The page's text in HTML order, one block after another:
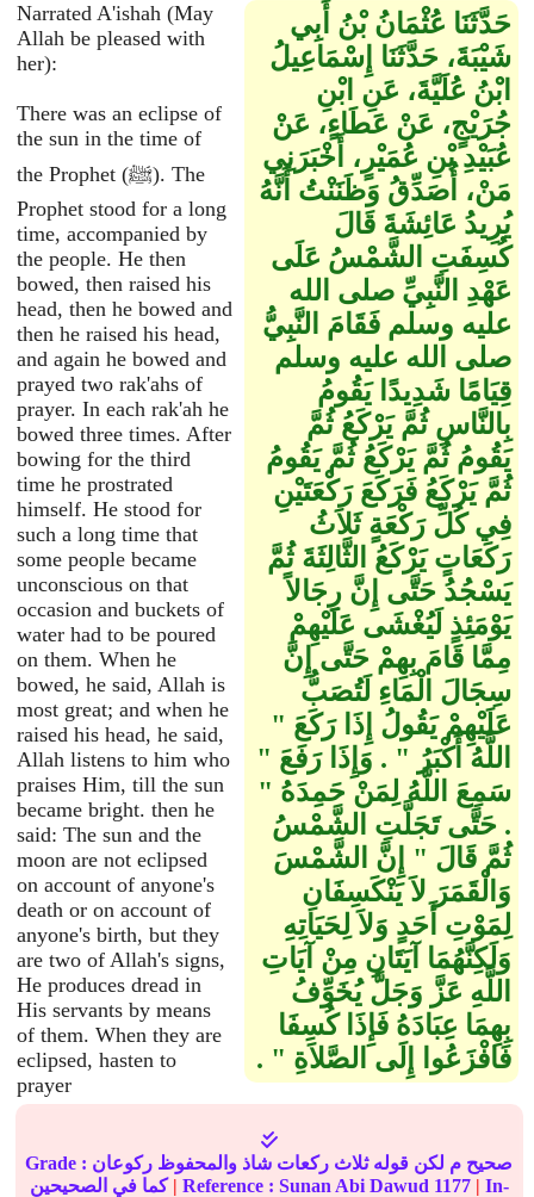
Narrated A'ishah (May
Allah be pleased with
her):
There was an eclipse of
the sun in the time of
the Prophet (ﷺ). The
Prophet stood for a long
time, accompanied by
the people. He then
bowed, then raised his
head, then he bowed and
then he raised his head,
and again he bowed and
prayed two rak'ahs of
prayer. In each rak'ah he
bowed three times. After
bowing for the third
time he prostrated
himself. He stood for
such a long time that
some people became
unconscious on that
occasion and buckets of
water had to be poured
on them. When he
bowed, he said, Allah is
most great; and when he
raised his head, he said,
Allah listens to him who
praises Him, till the sun
became bright. then he
said: The sun and the
moon are not eclipsed
on account of anyone's
death or on account of
anyone's birth, but they
are two of Allah's signs,
He produces dread in
His servants by means
of them. When they are
eclipsed, hasten to
prayer
حَدَّثَنَا عُثْمَانُ بْنُ أَبِي
شَيْبَةَ، حَدَّثَنَا إِسْمَاعِيلُ
ابْنُ عُلَيَّةَ، عَنِ ابْنِ
جُرَيْجٍ، عَنْ عَطَاءٍ، عَنْ
عُبَيْدِ بْنِ عُمَيْرٍ، أَخْبَرَنِي
مَنْ، أُصَدِّقُ وَظَنَنْتُ أَنَّهُ
يُرِيدُ عَائِشَةَ قَالَ
كُسِفَتِ الشَّمْسُ عَلَى
عَهْدِ النَّبِيِّ صلى الله
عليه وسلم فَقَامَ النَّبِيُّ
صلى الله عليه وسلم
قِيَامًا شَدِيدًا يَقُومُ
بِالنَّاسِ ثُمَّ يَرْكَعُ ثُمَّ
يَقُومُ ثُمَّ يَرْكَعُ ثُمَّ يَقُومُ
ثُمَّ يَرْكَعُ فَرَكَعَ رَكْعَتَيْنِ
فِي كُلِّ رَكْعَةٍ ثَلاَثُ
رَكَعَاتٍ يَرْكَعُ الثَّالِثَةَ ثُمَّ
يَسْجُدُ حَتَّى إِنَّ رِجَالاً
يَوْمَئِذٍ لَيُغْشَى عَلَيْهِمْ
مِمَّا قَامَ بِهِمْ حَتَّى إِنَّ
سِجَالَ الْمَاءِ لَتُصَبُّ
عَلَيْهِمْ يَقُولُ إِذَا رَكَعَ ‏"‏
اللَّهُ أَكْبَرُ ‏"‏ ‏.‏ وَإِذَا رَفَعَ ‏"‏
سَمِعَ اللَّهُ لِمَنْ حَمِدَهُ ‏"‏
‏.‏ حَتَّى تَجَلَّتِ الشَّمْسُ
ثُمَّ قَالَ ‏"‏ إِنَّ الشَّمْسَ
وَالْقَمَرَ لاَ يَنْكَسِفَانِ
لِمَوْتِ أَحَدٍ وَلاَ لِحَيَاتِهِ
وَلَكِنَّهُمَا آيَتَانِ مِنْ آيَاتِ
اللَّهِ عَزَّ وَجَلَّ يُخَوِّفُ
بِهِمَا عِبَادَهُ فَإِذَا كُسِفَا
فَافْزَعُوا إِلَى الصَّلاَةِ ‏"‏ ‏.‏
Grade : صحيح م لكن قوله ثلاث ركعات شاذ والمحفوظ ركوعان
كما في الصحيحين | Reference : Sunan Abi Dawud 1177 | In-